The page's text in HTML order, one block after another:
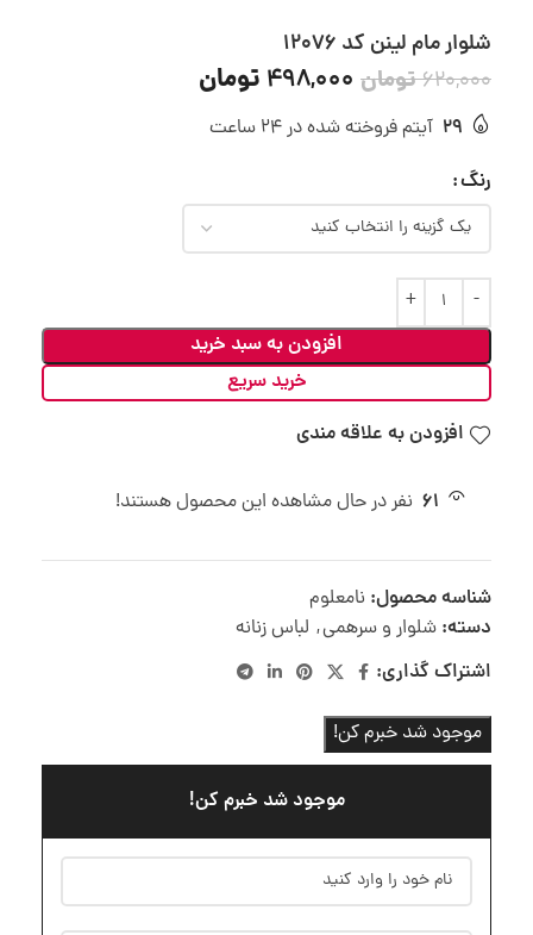
شلوار مام لینن کد 12076
620,000تومان 498,000 تومان
29 آیتم فروخته شده در 24 ساعت
رنگ
افزودن به سبد خرید
خرید سریع
افزودن به علاقه مندی
61 نفر در حال مشاهده این محصول هستند!
شناسه محصول: نامعلوم
دسته: شلوار و سرهمی, لباس زنانه
اشتراک گذاری:
موجود شد خبرم کن!
موجود شد خبرم کن!